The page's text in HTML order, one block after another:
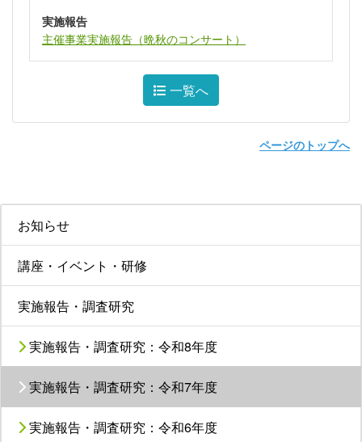
お知らせ
講座・イベント・研修
実施報告・調査研究
実施報告・調査研究：令和8年度
実施報告・調査研究：令和7年度
実施報告・調査研究：令和6年度
実施報告
主催事業実施報告（晩秋のコンサート）
一覧へ
ページのトップへ